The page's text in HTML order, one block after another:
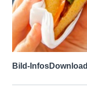
Bild-InfosDownload